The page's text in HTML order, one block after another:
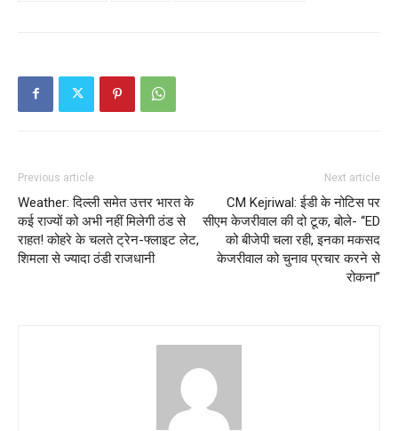
Previous article
Weather: दिल्ली समेत उत्तर भारत के
कई राज्यों को अभी नहीं मिलेगी ठंड से
राहत! कोहरे के चलते ट्रेन-फ्लाइट लेट,
शिमला से ज्यादा ठंडी राजधानी
Next article
CM Kejriwal: ईडी के नोटिस पर
सीएम केजरीवाल की दो टूक, बोले- “ED
को बीजेपी चला रही, इनका मकसद
केजरीवाल को चुनाव प्रचार करने से
रोकना”